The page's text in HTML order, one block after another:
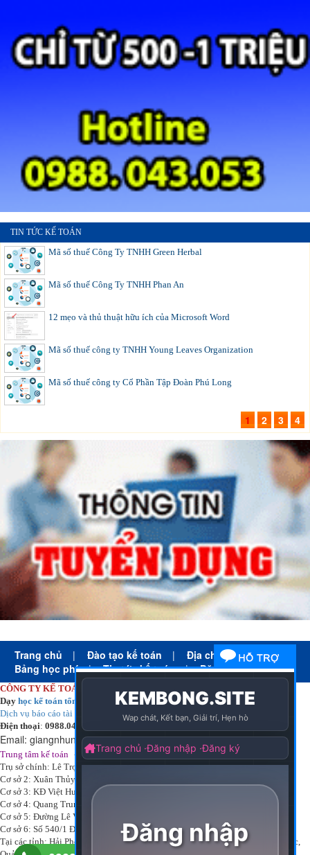
TIN TỨC KẾ TOÁN
Mã số thuế Công Ty TNHH Green Herbal
Mã số thuế Công Ty TNHH Phan An
12 mẹo và thủ thuật hữu ích của Microsoft Word
Mã số thuế công ty TNHH Young Leaves Organization
Mã số thuế công ty Cổ Phần Tập Đoàn Phú Long
1 2 3 4
Trang chủ | Đào tạo kế toán | Địa chỉ học kế toán
Bảng học phí
| Tin tức kế toán | Đăng ký học
CÔNG TY KẾ TOÁN HÀ NỘI
Dạy học kế toán tổng hợp
thực tế cấp tốc mọi trình độ
Dịch vụ báo cáo tài chính
chuyên nghiệp uy tín giá rẻ
Điện thoại: 0988.043.053
Email: giangnhungkthn@gmail.com
Trung tâm kế toán - Công ty kế toán hà nội d ạyhọc kế toántại:
Trụ sở chính: Lê Trọng Tấn - Thanh Xuân - Hà Nội
Cơ sở 2: Xuân Thủy - Cầu Giấy - Hà Nội
Cơ sở 3: KĐ Việt Hưng - Long Biên - Hà Nội
Cơ sở 4: Quang Trung - Hà Đông - Hà Nội
Cơ sở 5: Đường Lê Văn Thịnh – P. Suối Hoa– Tp. Bắc Ninh.
Cơ sở 6: Số 540/1 Đường Cách mạng tháng 8 – Quận 3 – Tp. Hồ Chí Minh.
Tại các tỉnh: Hải Phòng, Nam Định, Bắc Ninh, Thái bình, Bắc Giang, Vĩnh Phúc,